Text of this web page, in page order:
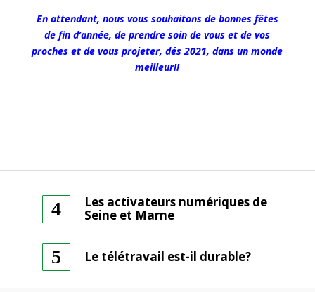
En attendant, nous vous souhaitons de bonnes fêtes
de fin d’année, de prendre soin de vous et de vos
proches et de vous projeter, dés 2021, dans un monde
meilleur!!
Les activateurs numériques de
Seine et Marne
Le télétravail est-il durable?